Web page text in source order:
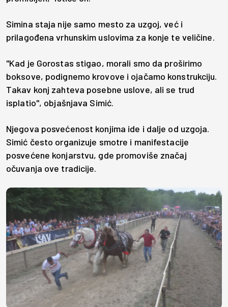
Simina staja nije samo mesto za uzgoj, već i
prilagođena vrhunskim uslovima za konje te veličine.
"Kad je Gorostas stigao, morali smo da proširimo
boksove, podignemo krovove i ojačamo konstrukciju.
Takav konj zahteva posebne uslove, ali se trud
isplatio", objašnjava Simić.
Njegova posvećenost konjima ide i dalje od uzgoja.
Simić često organizuje smotre i manifestacije
posvećene konjarstvu, gde promoviše značaj
očuvanja ove tradicije.